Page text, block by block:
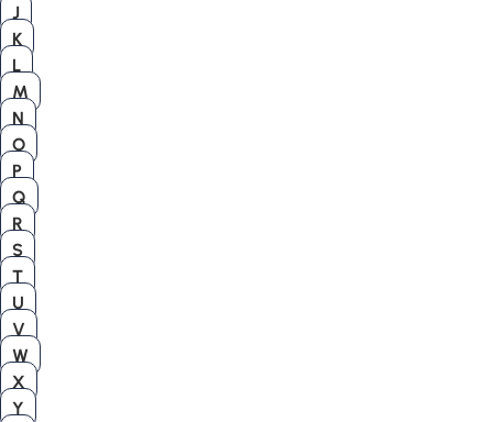
J
K
L
M
N
O
P
Q
R
S
T
U
V
W
X
Y